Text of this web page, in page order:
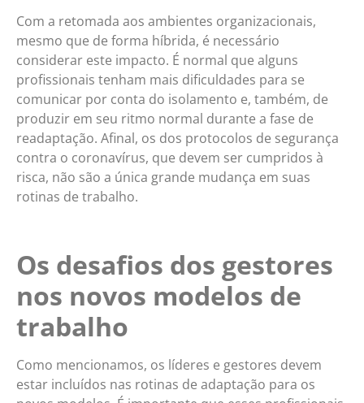
Com a retomada aos ambientes organizacionais,
mesmo que de forma híbrida, é necessário
considerar este impacto. É normal que alguns
profissionais tenham mais dificuldades para se
comunicar por conta do isolamento e, também, de
produzir em seu ritmo normal durante a fase de
readaptação. Afinal, os dos protocolos de segurança
contra o coronavírus, que devem ser cumpridos à
risca, não são a única grande mudança em suas
rotinas de trabalho.
Os desafios dos gestores
nos novos modelos de
trabalho
Como mencionamos, os líderes e gestores devem
estar incluídos nas rotinas de adaptação para os